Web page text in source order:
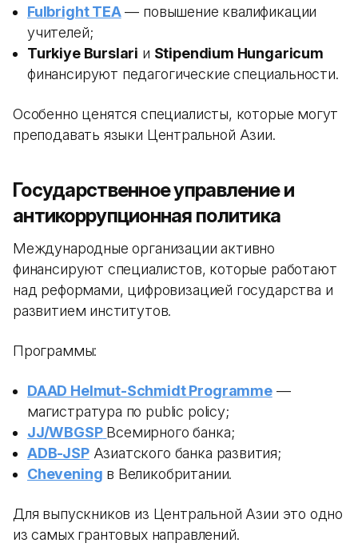
Fulbright TEA— повышение квалификации
учителей;
Turkiye Burslari и Stipendium Hungaricum
финансируют педагогические специальности.
Особенно ценятся специалисты, которые могут
преподавать языки Центральной Азии.
Государственное управление и
антикоррупционная политика
Международные организации активно
финансируют специалистов, которые работают
над реформами, цифровизацией государства и
развитием институтов.
Программы:
DAAD Helmut-Schmidt Programme—
магистратура по public policy;
JJ/WBGSP Всемирного банка;
ADB-JSPАзиатского банка развития;
Chevening в Великобритании.
Для выпускников из Центральной Азии это одно
из самых грантовых направлений.